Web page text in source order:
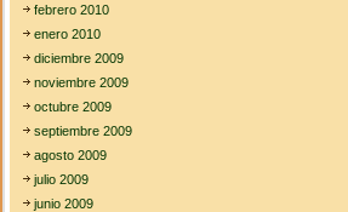
febrero 2010
enero 2010
diciembre 2009
noviembre 2009
octubre 2009
septiembre 2009
agosto 2009
julio 2009
junio 2009